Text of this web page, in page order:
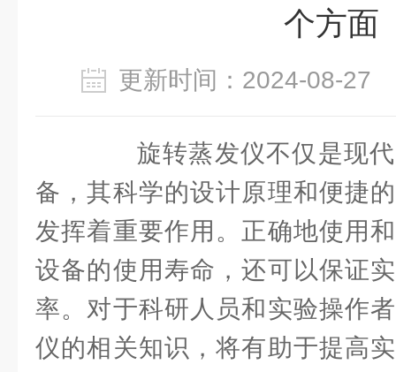
个方面
更新时间：2024-08-
旋转蒸发仪不仅是现代
备，其科学的设计原理和便捷
发挥着重要作用。正确地使用
设备的使用寿命，还可以保证
率。对于科研人员和实验操作
仪的相关知识，将有助于提高